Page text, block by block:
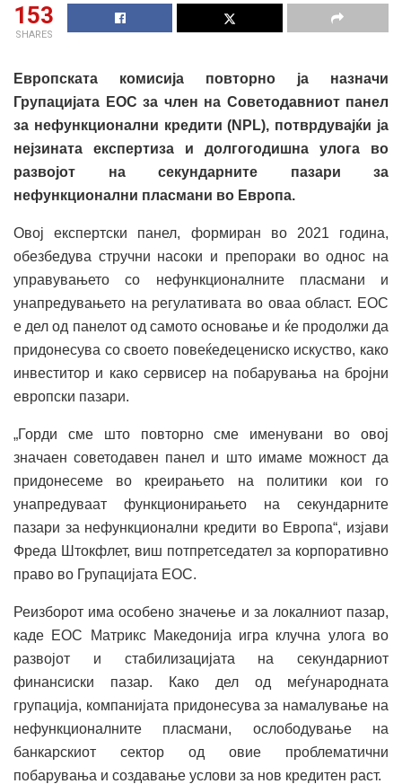
153
SHARES
Европската комисија повторно ја назначи
Групацијата ЕОС за член на Советодавниот панел
за нефункционални кредити (NPL), потврдувајќи ја
нејзината експертиза и долгогодишна улога во
развојот на секундарните пазари за
нефункционални пласмани во Европа.
Овој експертски панел, формиран во 2021 година,
обезбедува стручни насоки и препораки во однос на
управувањето со нефункционалните пласмани и
унапредувањето на регулативата во оваа област. ЕОС
е дел од панелот од самото основање и ќе продолжи да
придонесува со своето повеќедецениско искуство, како
инвеститор и како сервисер на побарувања на бројни
европски пазари.
„Горди сме што повторно сме именувани во овој
значаен советодавен панел и што имаме можност да
придонесеме во креирањето на политики кои го
унапредуваат функционирањето на секундарните
пазари за нефункционални кредити во Европа“, изјави
Фреда Штокфлет, виш потпретседател за корпоративно
право во Групацијата ЕОС.
Реизборот има особено значење и за локалниот пазар,
каде ЕОС Матрикс Македонија игра клучна улога во
развојот и стабилизацијата на секундарниот
финансиски пазар. Како дел од меѓународната
групација, компанијата придонесува за намалување на
нефункционалните пласмани, ослободување на
банкарскиот сектор од овие проблематични
побарувања и создавање услови за нов кредитен раст.